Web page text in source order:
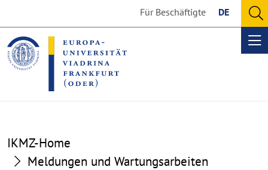
the
content
section
the
footer
section
Für Beschäftigte DE
IKMZ-Home
Meldungen und Wartungsarbeiten